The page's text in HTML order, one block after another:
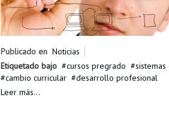
Publicado en Noticias
Etiquetado bajo
cursos pregrado
cambio curricular
desarrollo profesional
Leer más...